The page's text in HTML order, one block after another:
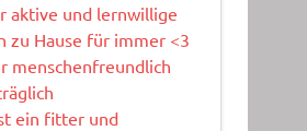
aktive und lernwillige
zu Hause für immer <3
menschenfreundlich
ein fitter und